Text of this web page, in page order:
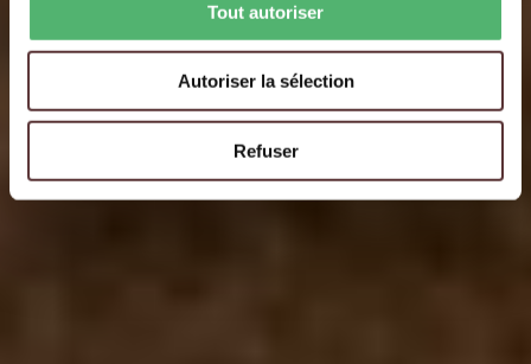
Tout autoriser
Autoriser la sélection
Refuser